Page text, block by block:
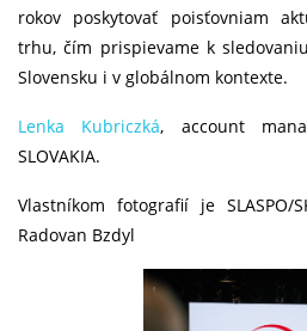
rokov poskytovať poisťovniam
trhu, čím prispievame k
Slovensku i v globálnom kontexte.
Lenka Kubriczká, account
SLOVAKIA.
Vlastníkom fotografií je
Radovan Bzdyl